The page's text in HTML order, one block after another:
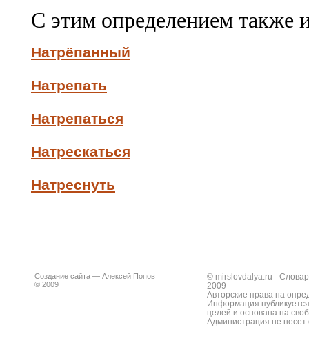
С этим определением также
Натрёпанный
Натрепать
Натрепаться
Натрескаться
Натреснуть
Создание сайта — Алексей Попов
© 2009
© mirslovdalya.ru -
2009
Авторские права на
Информация
целей и основана на
Администрация не несет